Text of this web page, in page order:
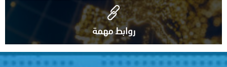
روابط مهمة